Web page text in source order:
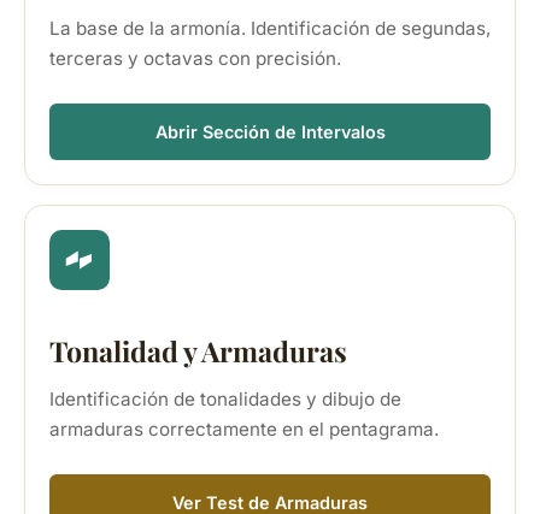
La base de la armonía. Identificación de segundas,
terceras y octavas con precisión.
Abrir Sección de Intervalos
Tonalidad y Armaduras
Identificación de tonalidades y dibujo de
armaduras correctamente en el pentagrama.
Ver Test de Armaduras